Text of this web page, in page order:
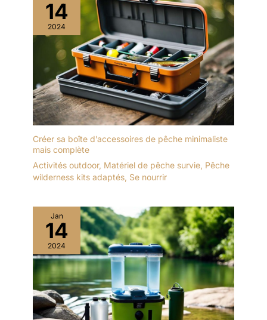
14
2024
Créer sa boîte d’accessoires de pêche minimaliste
mais complète
Activités outdoor, Matériel de pêche survie, Pêche
wilderness kits adaptés, Se nourrir
Jan
14
2024